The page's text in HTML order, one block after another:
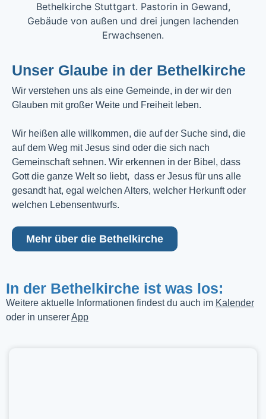
Unser Glaube in der Bethelkirche
Wir verstehen uns als eine Gemeinde, in der wir den
Glauben mit großer Weite und Freiheit leben.
Wir heißen alle willkommen, die auf der Suche sind, die
auf dem Weg mit Jesus sind oder die sich nach
Gemeinschaft sehnen. Wir erkennen in der Bibel, dass
Gott die ganze Welt so liebt, dass er Jesus für uns alle
gesandt hat, egal welchen Alters, welcher Herkunft oder
welchen Lebensentwurfs.
Mehr über die Bethelkirche
In der Bethelkirche ist was los:
Weitere aktuelle Informationen findest du auch im Kalender
oder in unsererApp